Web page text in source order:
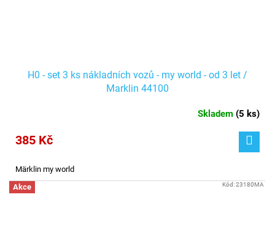
H0 - set 3 ks nákladních vozů - my world - od 3 let /
Marklin 44100
Skladem (5 ks)
385 Kč
Märklin my world
Akce Kód:23180MA